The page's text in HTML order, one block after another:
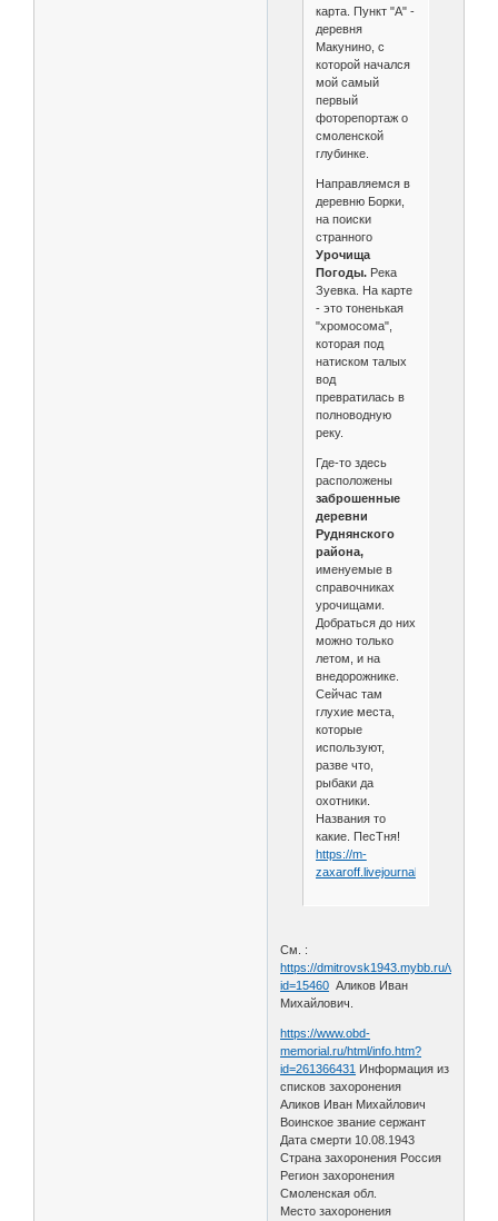
карта. Пункт "А" -
деревня
Макунино, с
которой начался
мой самый
первый
фоторепортаж о
смоленской
глубинке.
Направляемся в
деревню Борки,
на поиски
странного
Урочища
Погоды.Река
Зуевка. На карте
- это тоненькая
"хромосома",
которая под
натиском талых
вод
превратилась в
полноводную
реку.
Где-то здесь
расположены
заброшенные
деревни
Руднянского
района,
именуемые в
справочниках
урочищами.
Добраться до них
можно только
летом, и на
внедорожнике.
Сейчас там
глухие места,
которые
используют,
разве что,
рыбаки да
охотники.
Названия то
какие. ПесТня!
https://m-
zaxaroff.livejournal.com/
См. :
https://dmitrovsk1943.mybb.ru/
id=15460 Аликов Иван
Михайлович.
https://www.obd-
memorial.ru/html/info.htm?
id=261366431 Информация из
списков захоронения
Аликов Иван Михайлович
Воинское звание сержант
Дата смерти 10.08.1943
Страна захоронения Россия
Регион захоронения
Смоленская обл.
Место захоронения